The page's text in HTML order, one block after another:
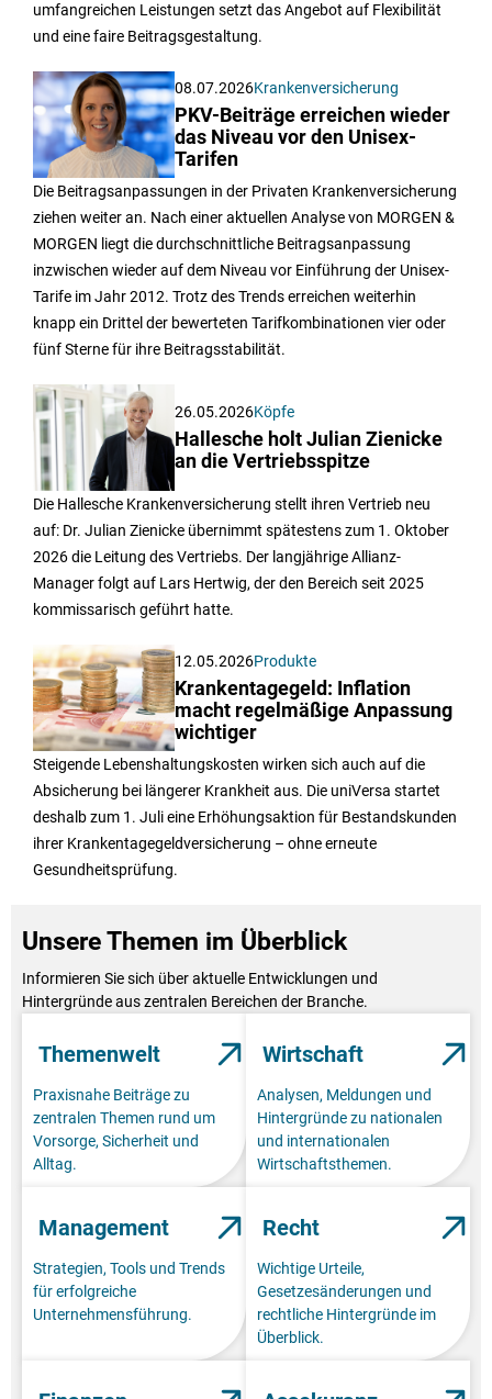
umfangreichen Leistungen setzt das Angebot auf Flexibilität
und eine faire Beitragsgestaltung.
08.07.2026Krankenversicherung
PKV-Beiträge erreichen wieder
das Niveau vor den Unisex-
Tarifen
Die Beitragsanpassungen in der Privaten Krankenversicherung
ziehen weiter an. Nach einer aktuellen Analyse von MORGEN &
MORGEN liegt die durchschnittliche Beitragsanpassung
inzwischen wieder auf dem Niveau vor Einführung der Unisex-
Tarife im Jahr 2012. Trotz des Trends erreichen weiterhin
knapp ein Drittel der bewerteten Tarifkombinationen vier oder
fünf Sterne für ihre Beitragsstabilität.
26.05.2026Köpfe
Hallesche holt Julian Zienicke
an die Vertriebsspitze
Die Hallesche Krankenversicherung stellt ihren Vertrieb neu
auf: Dr. Julian Zienicke übernimmt spätestens zum 1. Oktober
2026 die Leitung des Vertriebs. Der langjährige Allianz-
Manager folgt auf Lars Hertwig, der den Bereich seit 2025
kommissarisch geführt hatte.
12.05.2026Produkte
Krankentagegeld: Inflation
macht regelmäßige Anpassung
wichtiger
Steigende Lebenshaltungskosten wirken sich auch auf die
Absicherung bei längerer Krankheit aus. Die uniVersa startet
deshalb zum 1. Juli eine Erhöhungsaktion für Bestandskunden
ihrer Krankentagegeldversicherung – ohne erneute
Gesundheitsprüfung.
Unsere Themen im Überblick
Informieren Sie sich über aktuelle Entwicklungen und
Hintergründe aus zentralen Bereichen der Branche.
Themenwelt
Praxisnahe Beiträge zu
zentralen Themen rund um
Vorsorge, Sicherheit und
Alltag.
Wirtschaft
Analysen, Meldungen und
Hintergründe zu nationalen
und internationalen
Wirtschaftsthemen.
Management
Strategien, Tools und Trends
für erfolgreiche
Unternehmensführung.
Recht
Wichtige Urteile,
Gesetzesänderungen und
rechtliche Hintergründe im
Überblick.